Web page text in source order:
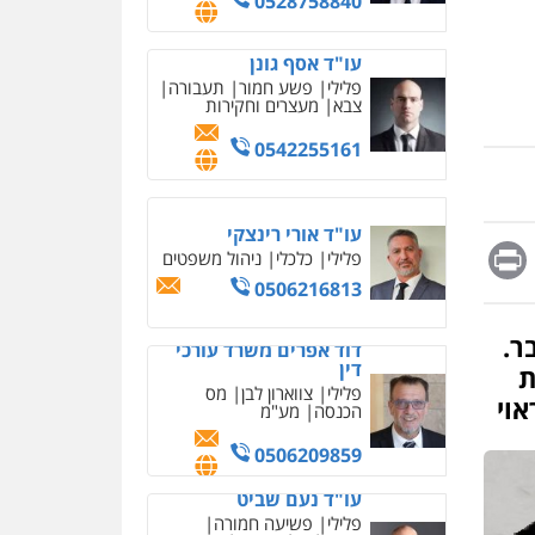
Message
Print
עו"ד אורי רינצקי
פלילי כלכלי ניהול משפטים
0506216813
דוד אפרים משרד עורכי
דין
פלילי צווארון לבן מס
הכנסה מע"מ
עו"ד נעם שביט
פלילי
מיסים הלבנת הון
פסיכיאטריה משפטית
0506216048
עו"ד אלון קריטי
מחיקת כתבות מגוגל
ודחיקת אזכורים שליליים
שירותים מקצועיים לעורכי
דין
0522508109
אחסון אתרים
מהירות הגנה גיבוי
תמיכה שירותים מקצועיים
מרכז התחלה חדשה
שירותים מקצועיים לעורכי
דין
0544500346
מאיה בלום, עו"ס,
טיפול ושיקום
טיפול בהתמכרויות
שירותים מקצועיים לעורכי
דין